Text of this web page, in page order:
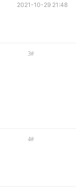
2021-10-29 21:48
3#
4#